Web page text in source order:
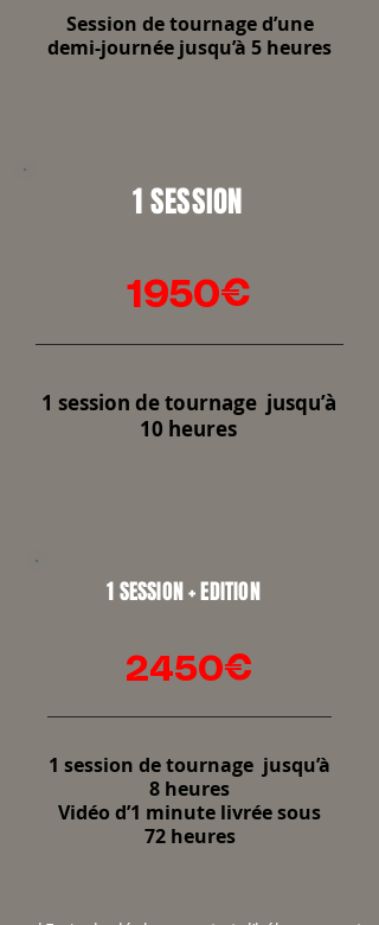
Session de tournage d’une
demi-journée jusqu’à 5 heures
1 SESSION
1950€
1 session de tournage jusqu’à
10 heures
1 SESSION + EDITION
2450€
1 session de tournage jusqu’à
8 heures
Vidéo d’1 minute livrée sous
72 heures